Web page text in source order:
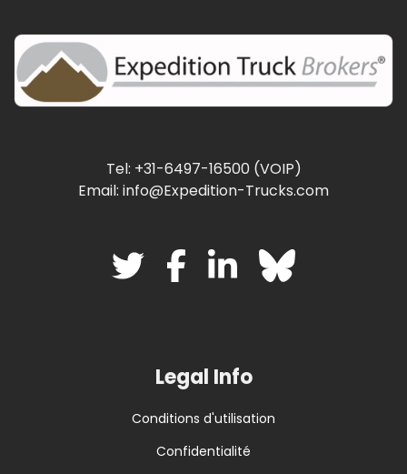
Tel: +31-6497-16500 (VOIP)
Email: info@Expedition-Trucks.com
Legal Info
Conditions d'utilisation
Confidentialité